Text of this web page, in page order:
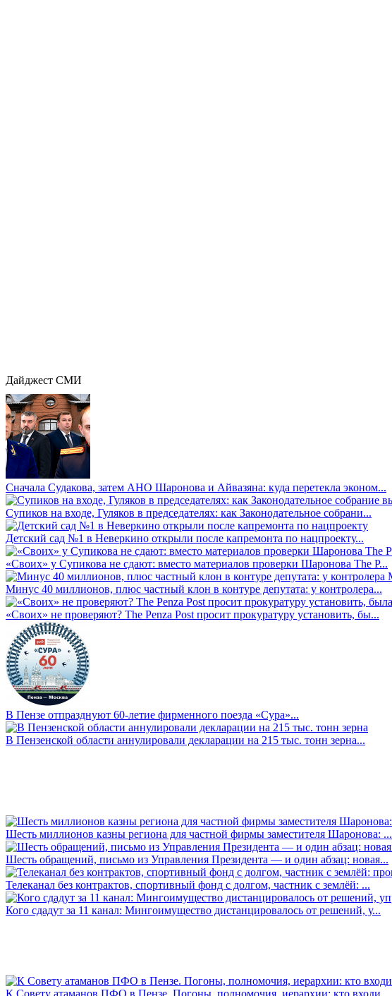
Дайджест СМИ
Сначала Судакова, затем АНО Шаронова и Айвазяна: куда перетекла эконом...
Супиков на входе, Гуляков в председателях: как Законодательное собрани...
Детский сад №1 в Неверкино открыли после капремонта по нацпроекту...
«Своих» у Супикова не сдают: вместо материалов проверки Шаронова The P...
Минус 40 миллионов, плюс частный клон в контуре депутата: у контролера...
«Своих» не проверяют? The Penza Post просит прокуратуру установить, бы...
В Пензе отпразднуют 60-летие фирменного поезда «Сура»...
В Пензенской области аннулировали декларации на 215 тыс. тонн зерна...
Шесть миллионов казны региона для частной фирмы заместителя Шаронова: ...
Шесть обращений, письмо из Управления Президента — и один абзац: новая...
Телеканал без контрактов, спортивный фонд с долгом, частник с землёй: ...
Кого сдадут за 11 канал: Мингоимущество дистанцировалось от решений, у...